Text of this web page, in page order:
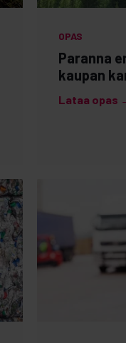
OPAS
Paranna
kaupan
Lataa opas